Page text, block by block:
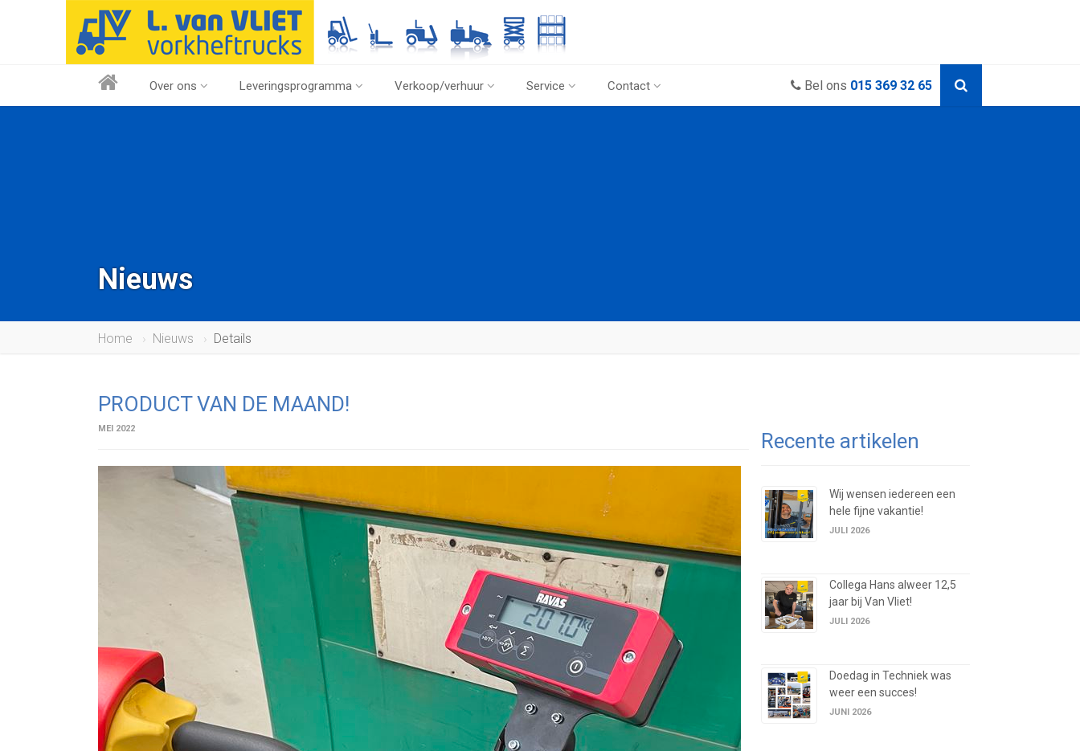
Bel ons 015 369 32 65
Over ons Leveringsprogramma Verkoop/verhuur Service Contact
Nieuws
Home Nieuws Details
PRODUCT VAN DE MAAND!
MEI 2022
Recente artikelen
Wij wensen iedereen een
hele fijne vakantie!
JULI 2026
Collega Hans alweer 12,5
jaar bij Van Vliet!
JULI 2026
Doedag in Techniek was
weer een succes!
JUNI 2026